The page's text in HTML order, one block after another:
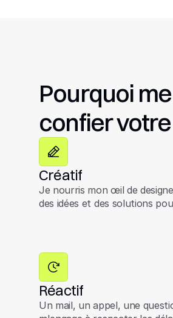
Pourquoi me
confier
Créatif
Je nourris mon œil de
des idées et des solutions
Réactif
Un mail, un appel, une